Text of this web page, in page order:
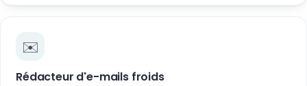
✉️
Rédacteur d'e-mails froids